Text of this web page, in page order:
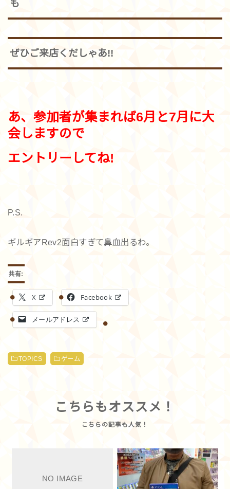
も
ぜひご来店くだしゃあ!!
あ、参加者が集まれば6月と7月に大
会しますので
エントリーしてね!
P.S.
ギルギアRev2面白すぎて鼻血出るわ。
共有:
X Facebook
メールアドレス
TOPICS ゲーム
こちらもオススメ！